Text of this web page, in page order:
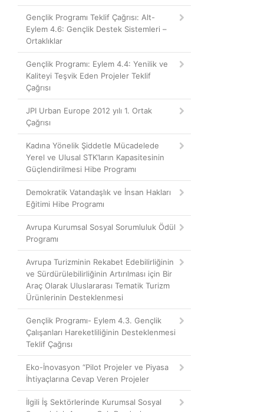
Gençlik Programı Teklif Çağrısı: Alt-
Eylem 4.6: Gençlik Destek Sistemleri –
Ortaklıklar
Gençlik Programı: Eylem 4.4: Yenilik ve
Kaliteyi Teşvik Eden Projeler Teklif
Çağrısı
JPI Urban Europe 2012 yılı 1. Ortak
Çağrısı
Kadına Yönelik Şiddetle Mücadelede
Yerel ve Ulusal STK’ların Kapasitesinin
Güçlendirilmesi Hibe Programı
Demokratik Vatandaşlık ve İnsan Hakları
Eğitimi Hibe Programı
Avrupa Kurumsal Sosyal Sorumluluk Ödül
Programı
Avrupa Turizminin Rekabet Edebilirliğinin
ve Sürdürülebilirliğinin Artırılması için Bir
Araç Olarak Uluslararası Tematik Turizm
Ürünlerinin Desteklenmesi
Gençlik Programı- Eylem 4.3. Gençlik
Çalışanları Hareketliliğinin Desteklenmesi
Teklif Çağrısı
Eko-İnovasyon “Pilot Projeler ve Piyasa
İhtiyaçlarına Cevap Veren Projeler
İlgili İş Sektörlerinde Kurumsal Sosyal